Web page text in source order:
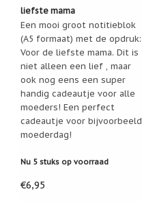
Een
passend
cadeau
bij
verlies
of
rouw:
wanneer
woorden
tekortschieten
Lotus
De
liefste mama
Een mooi groot notitieblok
(A5 formaat) met de opdruk:
Voor de liefste mama. Dit is
niet alleen een lief , maar
ook nog eens een super
handig cadeautje voor alle
moeders! Een perfect
cadeautje voor bijvoorbeeld
moederdag!
Nu 5 stuks op voorraad
€6,95